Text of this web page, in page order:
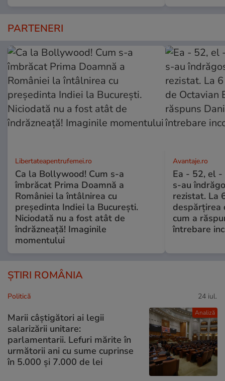
PARTENERI
Libertateapentrufemei.ro
Ca la Bollywood! Cum s-a
îmbrăcat Prima Doamnă a
României la întâlnirea cu
președinta Indiei la București.
Niciodată nu a fost atât de
îndrăzneață! Imaginile
momentului
Avantaje.ro
Ea - 52, el -
s-au
rezistat. La
despărțirea
cum a
întrebare
ȘTIRI ROMÂNIA
Analiză
Politică 24 iul.
Marii câștigători ai legii
salarizării unitare:
parlamentarii. Lefuri mărite în
următorii ani cu sume cuprinse
în 5.000 și 7.000 de lei